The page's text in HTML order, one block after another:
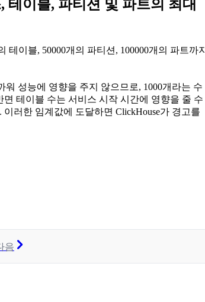
이블, 파티션 및 파트의 최대
이블, 50000개의 파티션, 100000개의 파트까지
성능에 영향을 주지 않으므로, 1000개라는 수
테이블 수는 서비스 시작 시간에 영향을 줄 수
러한 임계값에 도달하면 ClickHouse가 경고를
음